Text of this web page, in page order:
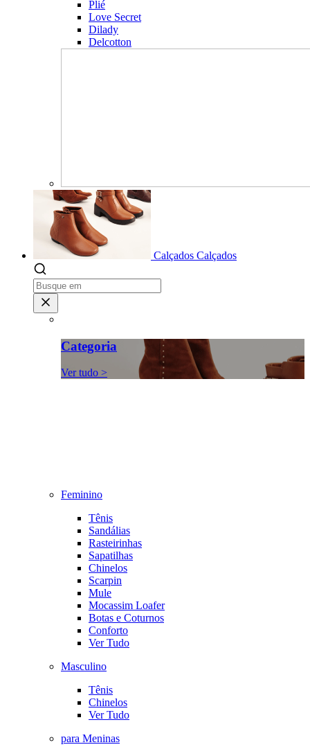
Plié
Love Secret
Dilady
Delcotton
Calçados Calçados
Categoria
Ver tudo >
Feminino
Tênis
Sandálias
Rasteirinhas
Sapatilhas
Chinelos
Scarpin
Mule
Mocassim Loafer
Botas e Coturnos
Conforto
Ver Tudo
Masculino
Tênis
Chinelos
Ver Tudo
para Meninas